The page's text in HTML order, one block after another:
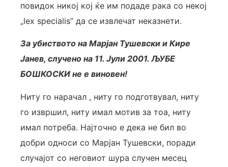
повидок никој кој ќе им подаде рака со некој
„lex specialis” да се извлечат неказнети.
За убиството на Марјан Тушевски и Кире
Јанев, случено на 11. Јули 2001. ЉУБЕ
БОШКОСКИ не е виновен!
Ниту го нарачал , ниту го подготвувал, ниту
го извршил, ниту имал мотив за тоа, ниту
имал потреба. Најточно е дека не бил во
добри односи со Марјан Тушевски, поради
случајот со неговиот шура случен месец